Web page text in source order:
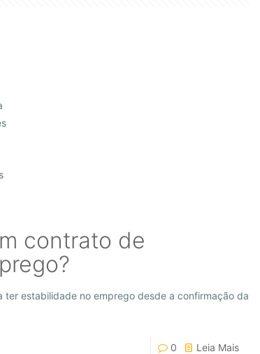
contrato de
estabilidade no emprego desde a confirmação da
0 Leia Mais